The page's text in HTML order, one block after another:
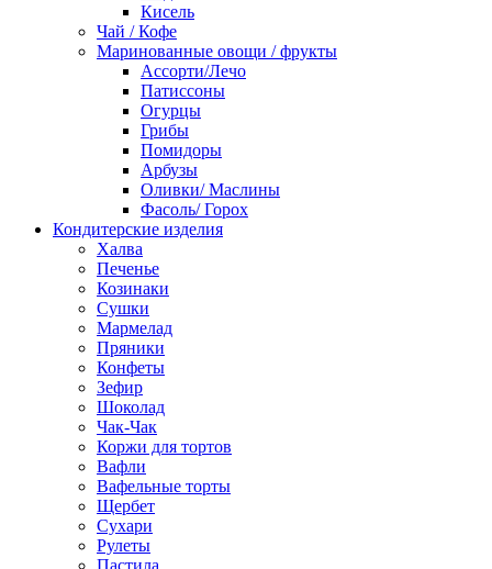
Кисель
Чай / Кофе
Маринованные овощи / фрукты
Ассорти/Лечо
Патиссоны
Огурцы
Грибы
Помидоры
Арбузы
Оливки/ Маслины
Фасоль/ Горох
Кондитерские изделия
Халва
Печенье
Козинаки
Сушки
Мармелад
Пряники
Конфеты
Зефир
Шоколад
Чак-Чак
Коржи для тортов
Вафли
Вафельные торты
Щербет
Сухари
Рулеты
Пастила